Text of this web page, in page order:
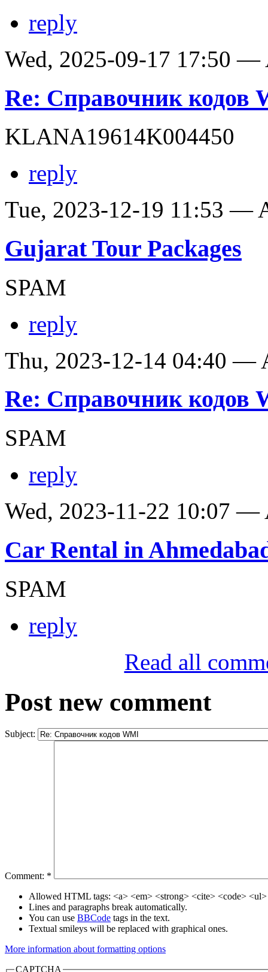
reply
Wed, 2025-09-17 17:50 —
Re: Справочник кодов
KLANA19614K004450
reply
Tue, 2023-12-19 11:53 —
Gujarat Tour Packages
SPAM
reply
Thu, 2023-12-14 04:40 —
Re: Справочник кодов
SPAM
reply
Wed, 2023-11-22 10:07 —
Car Rental in
SPAM
reply
Read all
Post new comment
Subject:
Comment: *
Allowed HTML tags: <a> <em> <strong> <cite> <code>
Lines and paragraphs break automatically.
You can use BBCode tags in the text.
Textual smileys will be replaced with graphical ones.
More information about formatting options
CAPTCHA